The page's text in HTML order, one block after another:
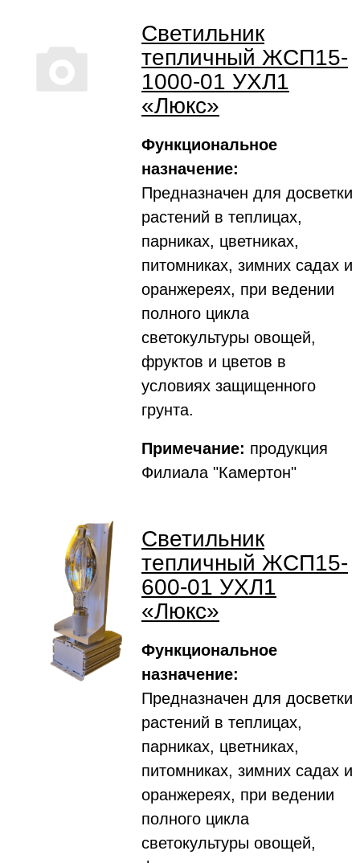
Светильник
тепличный ЖСП15-
1000-01 УХЛ1
«Люкс»
Функциональное
назначение:
Предназначен для досветки
растений в теплицах,
парниках, цветниках,
питомниках, зимних садах и
оранжереях, при ведении
полного цикла
светокультуры овощей,
фруктов и цветов в
условиях защищенного
грунта.
Примечание: продукция
Филиала "Камертон"
Светильник
тепличный ЖСП15-
600-01 УХЛ1
«Люкс»
Функциональное
назначение:
Предназначен для досветки
растений в теплицах,
парниках, цветниках,
питомниках, зимних садах и
оранжереях, при ведении
полного цикла
светокультуры овощей,